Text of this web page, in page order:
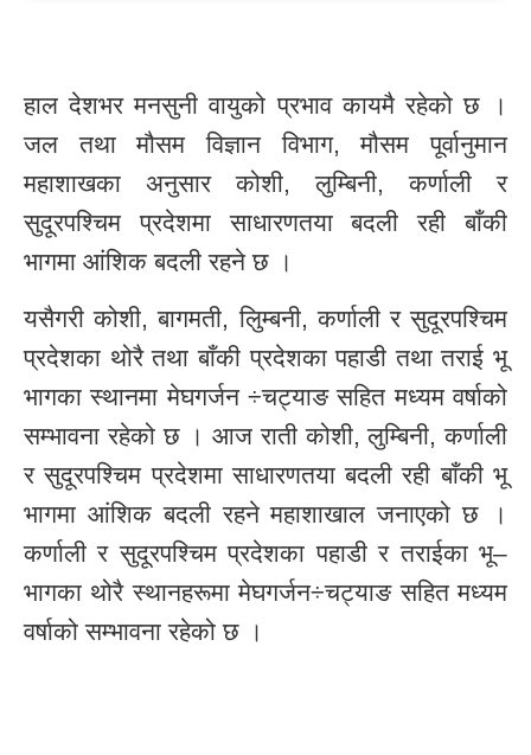
हाल देशभर मनसुनी वायुको प्रभाव कायमै रहेको छ ।
जल तथा मौसम विज्ञान विभाग, मौसम पूर्वानुमान
महाशाखका अनुसार कोशी, लुम्बिनी, कर्णाली र
सुदूरपश्चिम प्रदेशमा साधारणतया बदली रही बाँकी
भागमा आंशिक बदली रहने छ ।
यसैगरी कोशी, बागमती, लुिम्बनी, कर्णाली र सुदूरपश्चिम
प्रदेशका थोरै तथा बाँकी प्रदेशका पहाडी तथा तराई भू
भागका स्थानमा मेघगर्जन ÷चट्याङ सहित मध्यम वर्षाको
सम्भावना रहेको छ । आज राती कोशी, लुम्बिनी, कर्णाली
र सुदूरपश्चिम प्रदेशमा साधारणतया बदली रही बाँकी भू
भागमा आंशिक बदली रहने महाशाखाल जनाएको छ ।
कर्णाली र सुदूरपश्चिम प्रदेशका पहाडी र तराईका भू–
भागका थोरै स्थानहरूमा मेघगर्जन÷चट्याङ सहित मध्यम
वर्षाको सम्भावना रहेको छ ।